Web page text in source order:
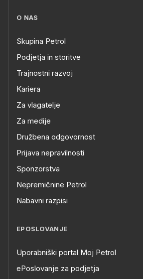
O NAS
Skupina Petrol
Podjetja in storitve
Trajnostni razvoj
Kariera
Za vlagatelje
Za medije
Družbena odgovornost
Prijava nepravilnosti
Sponzorstva
Nepremičnine Petrol
Nabavni razpisi
EPOSLOVANJE
Uporabniški portal Moj Petrol
ePoslovanje za podjetja